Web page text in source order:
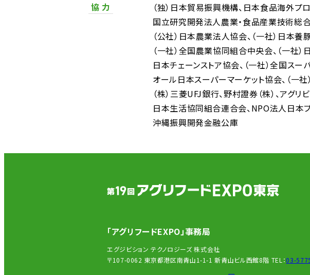
協 力 （独）日本貿易振興機構 日本食品海外プロ
国立研究開発法人農業・食品産業技術総
（公社）日本農業法人協会 （一社）日本養
（一社）全国農業協同組合中央会 （一社
日本チェーンストア協会 （一社）全国スー
オール日本スーパーマーケット協会 （一
（株）三菱UFJ銀行 野村證券（株） アグリ
日本生活協同組合連合会 NPO法人日本
沖縄振興開発金融公庫
「アグリフードEXPO」事務局
エグジビション テクノロジーズ 株式会社
〒107-0062 東京都港区南青山1-1-1 新青山ビル西館8階 TEL：03-